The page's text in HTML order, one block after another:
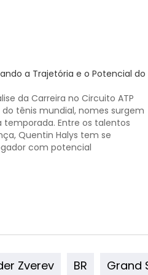
a Trajetória e o Potencial do
da Carreira no Circuito ATP
tênis mundial, nomes surgem
Entre os talentos
Quentin Halys tem se
com potencial
Zverev BR Grand